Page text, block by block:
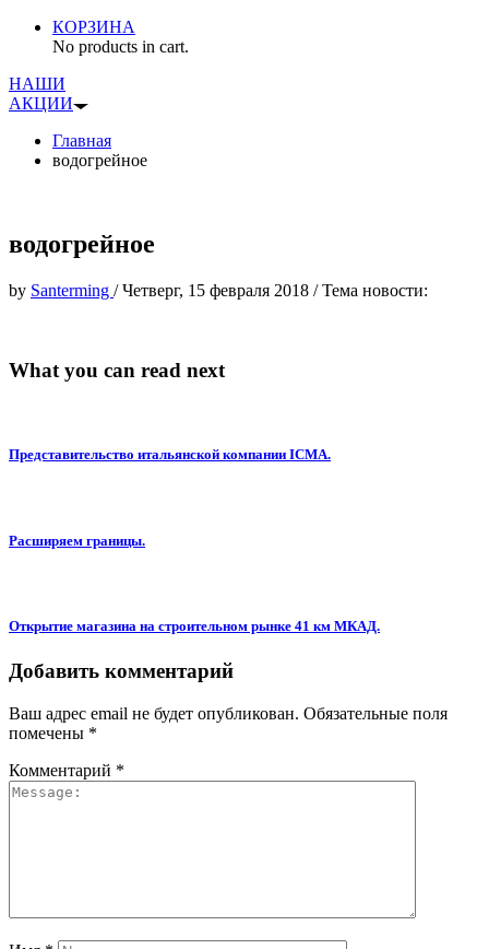
КОРЗИНА
No products in cart.
НАШИ
АКЦИИ
Главная
водогрейное
водогрейное
by Santerming /Четверг, 15 февраля 2018 /Тема новости:
What you can read next
Представительство итальянской компании ICMA.
Расширяем границы.
Открытие магазина на строительном рынке 41 км МКАД.
Добавить комментарий
Ваш адрес email не будет опубликован. Обязательные поля
помечены *
Комментарий *